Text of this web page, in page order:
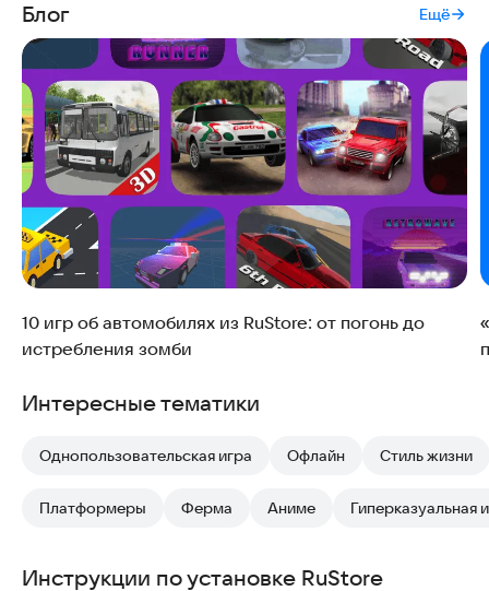
Блог Ещё
10 игр об автомобилях из RuStore: от погонь до
истребления зомби
Интересные тематики
Однопользовательская игра Офлайн Стиль жизни
Платформеры Ферма Аниме Гиперказуальная
Инструкции по установке RuStore